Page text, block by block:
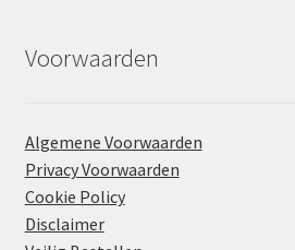
Voorwaarden
Algemene Voorwaarden
Privacy Voorwaarden
Cookie Policy
Disclaimer